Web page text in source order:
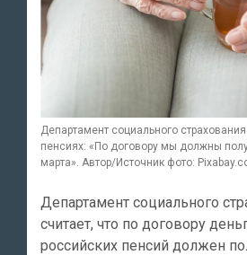
Департамент социального
пенсиях: «По договору мы должны
марта». Автор/Источник фото:
Департамент социального
считает, что по договору
российских пенсий должен